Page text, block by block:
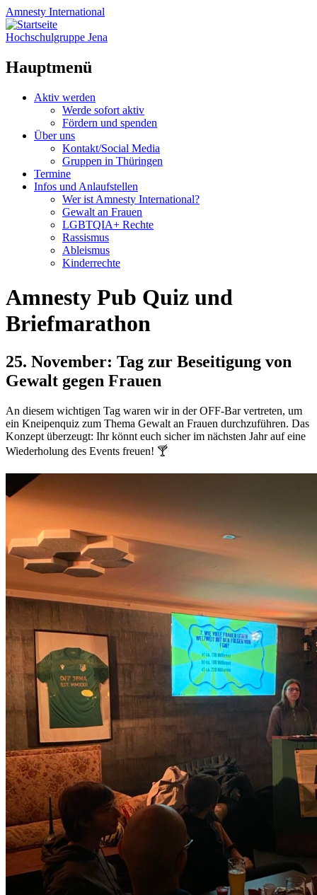
Amnesty International
Hochschulgruppe Jena
Hauptmenü
Zum
Aktiv werden
Werde sofort aktiv
Fördern und spenden
Über uns
Kontakt/Social Media
Gruppen in Thüringen
Termine
Infos und Anlaufstellen
Wer ist Amnesty International?
Gewalt an Frauen
LGBTQIA+ Rechte
Rassismus
Ableismus
Kinderrechte
Amnesty Pub Quiz und
Briefmarathon
25. November: Tag zur Beseitigung von
Gewalt gegen Frauen
An diesem wichtigen Tag waren wir in der OFF-Bar vertreten, um
ein Kneipenquiz zum Thema Gewalt an Frauen durchzuführen. Das
Konzept überzeugt: Ihr könnt euch sicher im nächsten Jahr auf eine
Wiederholung des Events freuen! 🍸